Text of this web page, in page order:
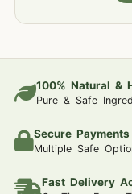
100% Natural &
Pure & Safe
Secure Payments
Multiple Safe
Fast Delivery